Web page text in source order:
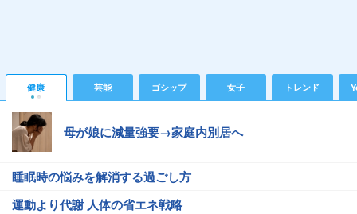
健康 芸能 ゴシップ 女子 トレンド
母が娘に減量強要→家庭内別居へ
睡眠時の悩みを解消する過ごし方
運動より代謝 人体の省エネ戦略